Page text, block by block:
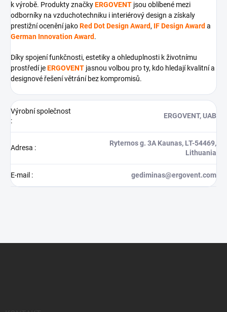
k výrobě. Produkty značkyERGOVENT jsou oblíbené mezi
odborníky na vzduchotechniku i interiérový design a získaly
prestižní ocenění jakoRed Dot Design Award, IF Design Award a
German Innovation Award.
Díky spojení funkčnosti, estetiky a ohleduplnosti k životnímu
prostředí jeERGOVENT jasnou volbou pro ty, kdo hledají kvalitní a
designové řešení větrání bez kompromisů.
Výrobní společnost
:
ERGOVENT, UAB
Adresa :
Ryternos g. 3A Kaunas, LT-54469,
Lithuania
E-mail : gediminas@ergovent.com